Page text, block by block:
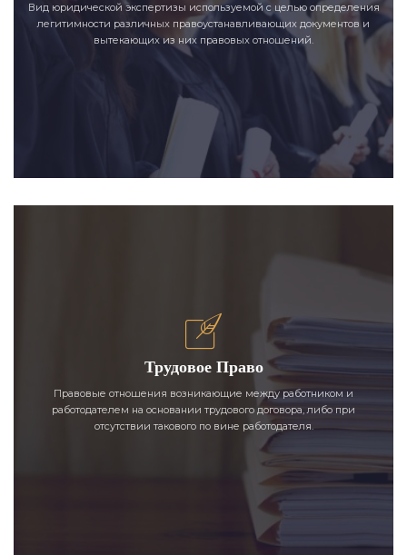
Вид юридической экспертизы используемой с целью определения
легитимности различных правоустанавливающих документов и
вытекающих из них правовых отношений.
Трудовое Право
Правовые отношения возникающие между работником и
работодателем на основании трудового договора, либо при
отсутствии такового по вине работодателя.